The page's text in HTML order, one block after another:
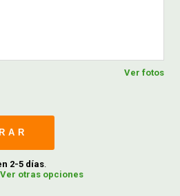
Ver fotos
2-5 días.
otras opciones